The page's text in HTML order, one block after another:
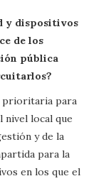
y dispositivos
de los
pública
prioritaria para
nivel local que
y de la
para la
en los que el